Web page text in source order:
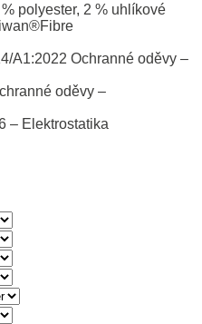
polyester, 2 % uhlíkové
A1:2022 Ochranné oděvy –
oděvy –
– Elektrostatika